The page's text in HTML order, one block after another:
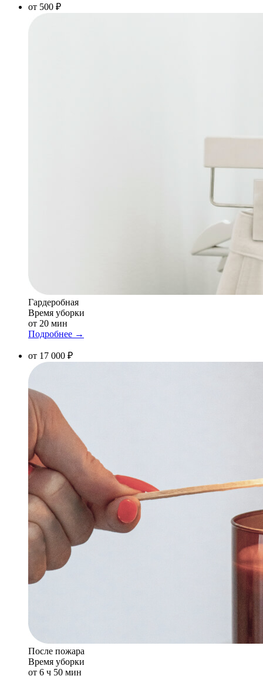
от 500 ₽
Гардеробная
Время уборки
от 20 мин
Подробнее →
от 17 000 ₽
После пожара
Время уборки
от 6 ч 50 мин